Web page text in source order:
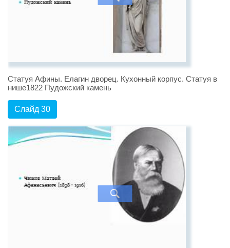
Статуя Афины. Елагин дворец. Кухонный корпус. Статуя в
нише1822 Пудожский камень
Слайд 30